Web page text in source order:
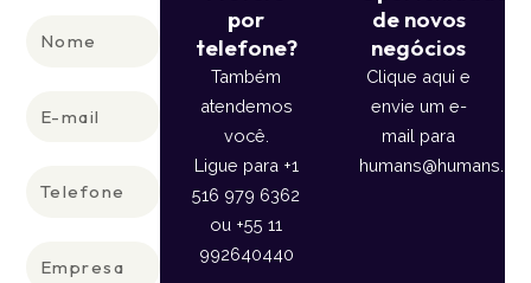
por
telefone?
Também
atendemos
você.
Ligue para +1
516 979 6362
ou +55 11
992640440
de novos
negócios
Clique aqui e
envie um e-
mail para